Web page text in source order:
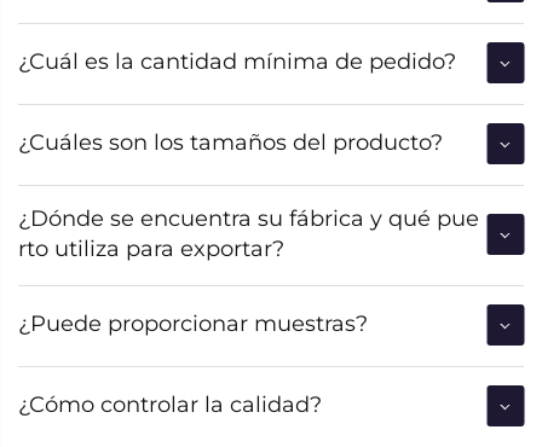
¿Cuál es la cantidad mínima de pedido?
¿Cuáles son los tamaños del producto?
¿Dónde se encuentra su fábrica y qué pue
rto utiliza para exportar?
¿Puede proporcionar muestras?
¿Cómo controlar la calidad?